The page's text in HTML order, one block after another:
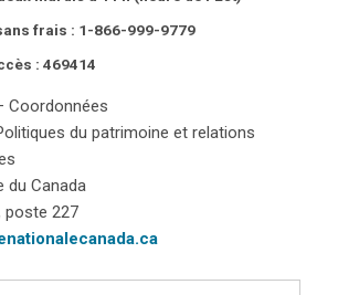
frais : 1-866-999-9779
: 469414
Coordonnées
du patrimoine et relations
du Canada
227